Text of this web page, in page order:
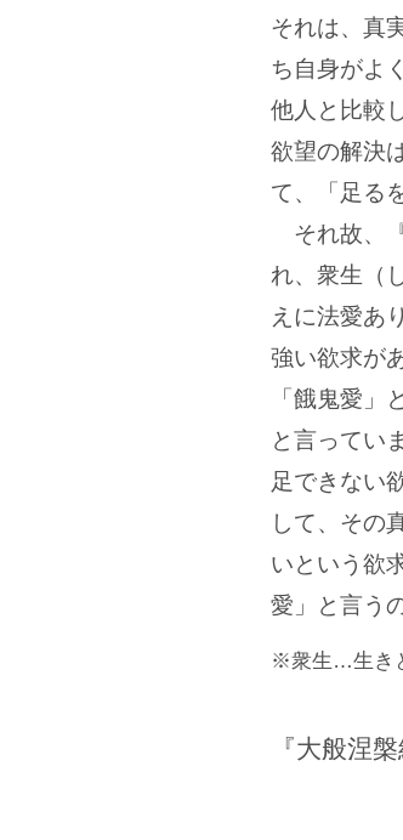
それは、真
ち自身がよ
他人と比較
欲望の解決
て、「足る
それ故、
れ、衆生（
えに法愛あ
強い欲求が
「餓鬼愛」
と言ってい
足できない
して、その
いという欲
愛」と言う
衆生 生き
『大般涅